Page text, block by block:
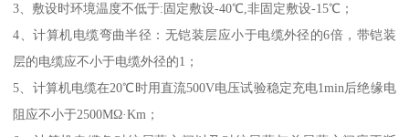
3、敷设时环境温度不低于:固定敷设-40℃,非固定敷设-15℃；
4、计算机电缆弯曲半径：无铠装层应小于电缆外径的6倍，带铠装
层的电缆应不小于电缆外径的1；
5、计算机电缆在20℃时用直流500V电压试验稳定充电1min后绝缘电
阻应不小于2500MΩ·Km；